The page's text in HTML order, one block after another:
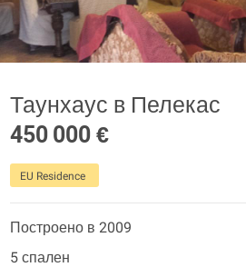
Таунхаус в Пелекас
450 000 €
EU Residence
Построено в 2009
5 спален